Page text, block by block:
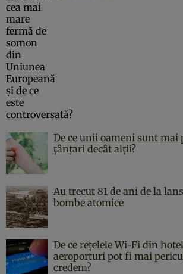
De ce unii oameni sunt mai
țânțari decât alții?
Au trecut 81 de ani de la
bombe atomice
De ce rețelele Wi-Fi din
aeroporturi pot fi mai
credem?